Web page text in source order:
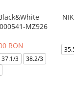
MZ926
RON
37.1/3
38.2/3